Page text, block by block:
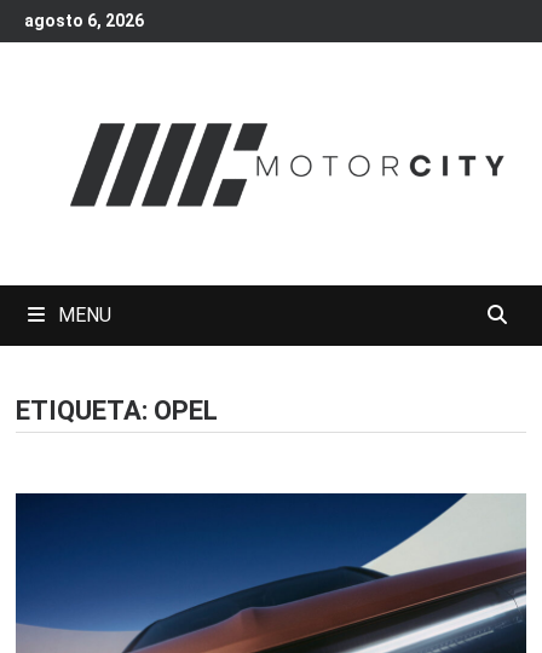
Skip
to
agosto 6, 2026
MENU
ETIQUETA: OPEL